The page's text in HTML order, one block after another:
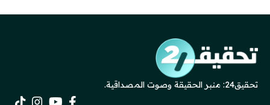
تحقيق24: منبر الحقيقة وصوت المصداقية.